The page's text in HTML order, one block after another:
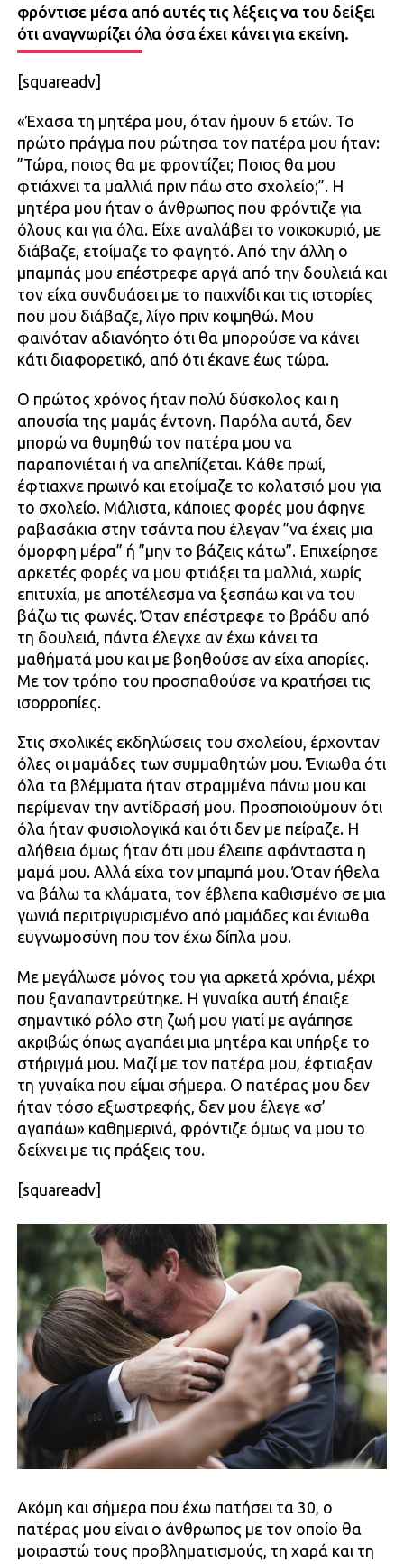
φρόντισε μέσα από αυτές τις λέξεις να του δείξει
ότι αναγνωρίζει όλα όσα έχει κάνει για εκείνη.
[squareadv]
«Έχασα τη μητέρα μου, όταν ήμουν 6 ετών. Το
πρώτο πράγμα που ρώτησα τον πατέρα μου ήταν:
”Τώρα, ποιος θα με φροντίζει; Ποιος θα μου
φτιάχνει τα μαλλιά πριν πάω στο σχολείο;”. Η
μητέρα μου ήταν ο άνθρωπος που φρόντιζε για
όλους και για όλα. Είχε αναλάβει το νοικοκυριό, με
διάβαζε, ετοίμαζε το φαγητό. Από την άλλη ο
μπαμπάς μου επέστρεφε αργά από την δουλειά και
τον είχα συνδυάσει με το παιχνίδι και τις ιστορίες
που μου διάβαζε, λίγο πριν κοιμηθώ. Μου
φαινόταν αδιανόητο ότι θα μπορούσε να κάνει
κάτι διαφορετικό, από ότι έκανε έως τώρα.
Ο πρώτος χρόνος ήταν πολύ δύσκολος και η
απουσία της μαμάς έντονη. Παρόλα αυτά, δεν
μπορώ να θυμηθώ τον πατέρα μου να
παραπονιέται ή να απελπίζεται. Κάθε πρωί,
έφτιαχνε πρωινό και ετοίμαζε το κολατσιό μου για
το σχολείο. Μάλιστα, κάποιες φορές μου άφηνε
ραβασάκια στην τσάντα που έλεγαν ”να έχεις μια
όμορφη μέρα” ή ”μην το βάζεις κάτω”. Επιχείρησε
αρκετές φορές να μου φτιάξει τα μαλλιά, χωρίς
επιτυχία, με αποτέλεσμα να ξεσπάω και να του
βάζω τις φωνές. Όταν επέστρεφε το βράδυ από
τη δουλειά, πάντα έλεγχε αν έχω κάνει τα
μαθήματά μου και με βοηθούσε αν είχα απορίες.
Με τον τρόπο του προσπαθούσε να κρατήσει τις
ισορροπίες.
Στις σχολικές εκδηλώσεις του σχολείου, έρχονταν
όλες οι μαμάδες των συμμαθητών μου. Ένιωθα ότι
όλα τα βλέμματα ήταν στραμμένα πάνω μου και
περίμεναν την αντίδρασή μου. Προσποιούμουν ότι
όλα ήταν φυσιολογικά και ότι δεν με πείραζε. Η
αλήθεια όμως ήταν ότι μου έλειπε αφάνταστα η
μαμά μου. Αλλά είχα τον μπαμπά μου. Όταν ήθελα
να βάλω τα κλάματα, τον έβλεπα καθισμένο σε μια
γωνιά περιτριγυρισμένο από μαμάδες και ένιωθα
ευγνωμοσύνη που τον έχω δίπλα μου.
Με μεγάλωσε μόνος του για αρκετά χρόνια, μέχρι
που ξαναπαντρεύτηκε. Η γυναίκα αυτή έπαιξε
σημαντικό ρόλο στη ζωή μου γιατί με αγάπησε
ακριβώς όπως αγαπάει μια μητέρα και υπήρξε το
στήριγμά μου. Μαζί με τον πατέρα μου, έφτιαξαν
τη γυναίκα που είμαι σήμερα. Ο πατέρας μου δεν
ήταν τόσο εξωστρεφής, δεν μου έλεγε «σ’
αγαπάω» καθημερινά, φρόντιζε όμως να μου το
δείχνει με τις πράξεις του.
[squareadv]
Ακόμη και σήμερα που έχω πατήσει τα 30, ο
πατέρας μου είναι ο άνθρωπος με τον οποίο θα
μοιραστώ τους προβληματισμούς, τη χαρά και τη